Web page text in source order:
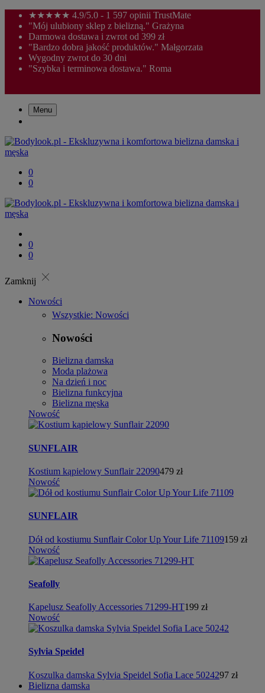
★★★★★ 4.9/5.0 - 1 597 opinii TrustMate
"Mój ulubiony sklep z bielizną." Grażyna
Darmowa dostawa i zwrot od 399 zł
"Bardzo dobra jakość produktów." Małgorzata
Wygodny zwrot do 30 dni
"Szybka i terminowa dostawa." Roma
Menu
0
0
0
0
Zamknij close
Nowości
Wszystkie: Nowości
Nowości
Bielizna damska
Moda plażowa
Na dzień i noc
Bielizna funkcyjna
Bielizna męska
Nowość
SUNFLAIR
Kostium kąpielowy Sunflair 22090479 zł
Nowość
SUNFLAIR
Dół od kostiumu Sunflair Color Up Your Life 71109159 zł
Nowość
Seafolly
Kapelusz Seafolly Accessories 71299-HT199 zł
Nowość
Sylvia Speidel
Koszulka damska Sylvia Speidel Sofia Lace 5024297 zł
Bielizna damska